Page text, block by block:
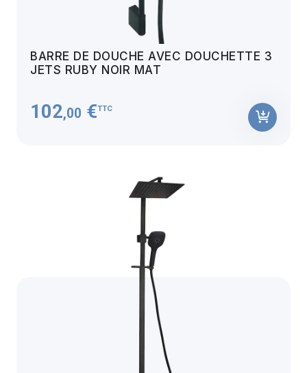
BARRE DE DOUCHE AVEC DOUCHETTE 3
JETS RUBY NOIR MAT
102,00 €TTC